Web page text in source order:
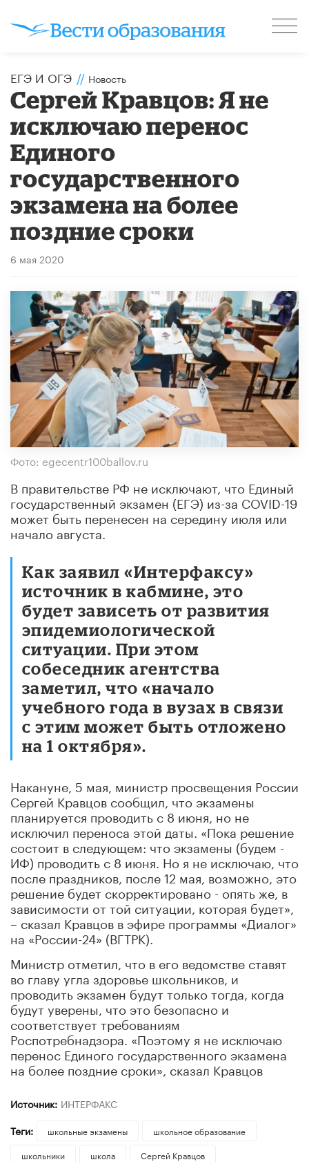
ЕГЭ И ОГЭ // Новость
Сергей Кравцов: Я не
исключаю перенос
Единого
государственного
экзамена на более
поздние сроки
6 мая 2020
Фото: egecentr100ballov.ru
В правительстве РФ не исключают, что Единый
государственный экзамен (ЕГЭ) из-за COVID-19
может быть перенесен на середину июля или
начало августа.
Как заявил «Интерфаксу»
источник в кабмине, это
будет зависеть от развития
эпидемиологической
ситуации. При этом
собеседник агентства
заметил, что «начало
учебного года в вузах в связи
с этим может быть отложено
на 1 октября».
Накануне, 5 мая, министр просвещения России
Сергей Кравцов сообщил, что экзамены
планируется проводить с 8 июня, но не
исключил переноса этой даты. «Пока решение
состоит в следующем: что экзамены (будем -
ИФ) проводить с 8 июня. Но я не исключаю, что
после праздников, после 12 мая, возможно, это
решение будет скорректировано - опять же, в
зависимости от той ситуации, которая будет»,
– сказал Кравцов в эфире программы «Диалог»
на «России-24» (ВГТРК).
Министр отметил, что в его ведомстве ставят
во главу угла здоровье школьников, и
проводить экзамен будут только тогда, когда
будут уверены, что это безопасно и
соответствует требованиям
Роспотребнадзора. «Поэтому я не исключаю
перенос Единого государственного экзамена
на более поздние сроки», сказал Кравцов
Источник: ИНТЕРФАКС
Теги:
школьные экзамены
школьное образование
школьники
школа
Сергей Кравцов